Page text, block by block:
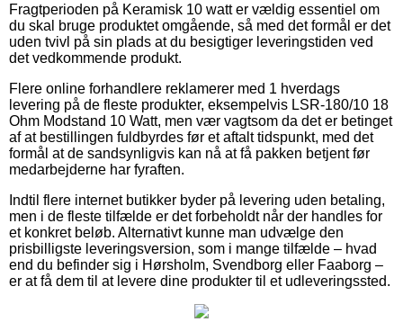
Fragtperioden på Keramisk 10 watt er vældig essentiel om
du skal bruge produktet omgående, så med det formål er det
uden tvivl på sin plads at du besigtiger leveringstiden ved
det vedkommende produkt.
Flere online forhandlere reklamerer med 1 hverdags
levering på de fleste produkter, eksempelvis LSR-180/10 18
Ohm Modstand 10 Watt, men vær vagtsom da det er betinget
af at bestillingen fuldbyrdes før et aftalt tidspunkt, med det
formål at de sandsynligvis kan nå at få pakken betjent før
medarbejderne har fyraften.
Indtil flere internet butikker byder på levering uden betaling,
men i de fleste tilfælde er det forbeholdt når der handles for
et konkret beløb. Alternativt kunne man udvælge den
prisbilligste leveringsversion, som i mange tilfælde – hvad
end du befinder sig i Hørsholm, Svendborg eller Faaborg –
er at få dem til at levere dine produkter til et udleveringssted.